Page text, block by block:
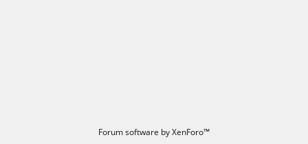
Forum software by XenForo™